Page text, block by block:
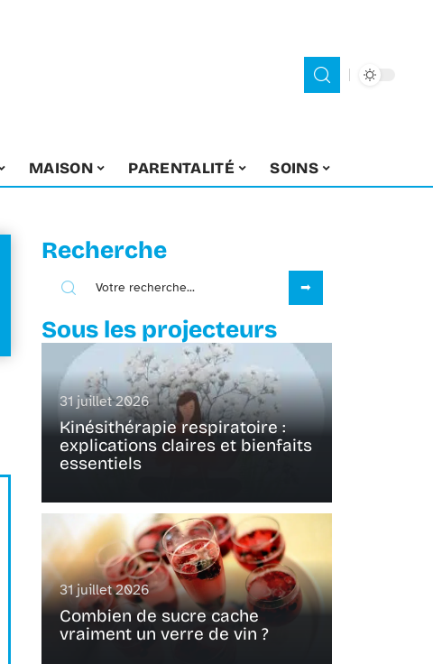
MAISON PARENTALITÉ SOINS
Recherche
Sous les projecteurs
31 juillet 2026
Kinésithérapie respiratoire :
explications claires et bienfaits
essentiels
31 juillet 2026
Combien de sucre cache
vraiment un verre de vin ?